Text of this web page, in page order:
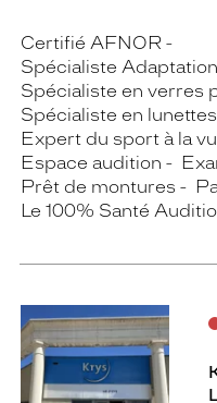
Certifié AFNOR
Spécialiste
Spécialiste en verres
Spécialiste en
Expert du sport à la
Espace audition
Prêt de montures
Le 100% Santé